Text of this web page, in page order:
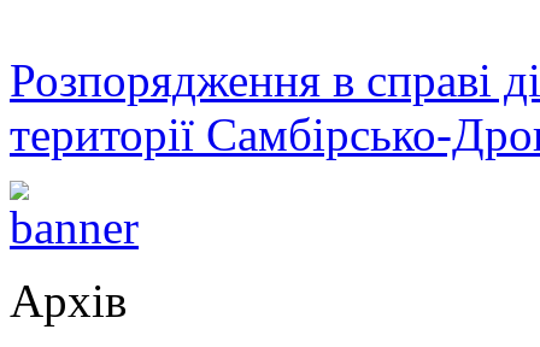
Розпорядження в справі
території Самбірсько-
Архів